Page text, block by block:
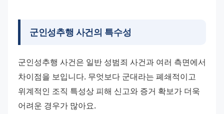
군인성추행 사건의 특수성
군인성추행 사건은 일반 성범죄 사건과 여러 측면에서
차이점을 보입니다. 무엇보다 군대라는 폐쇄적이고
위계적인 조직 특성상 피해 신고와 증거 확보가 더욱
어려운 경우가 많아요.